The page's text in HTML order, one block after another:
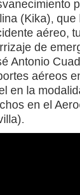
(Kika),
aéreo,
de
Antonio
aéreos
en la
en el